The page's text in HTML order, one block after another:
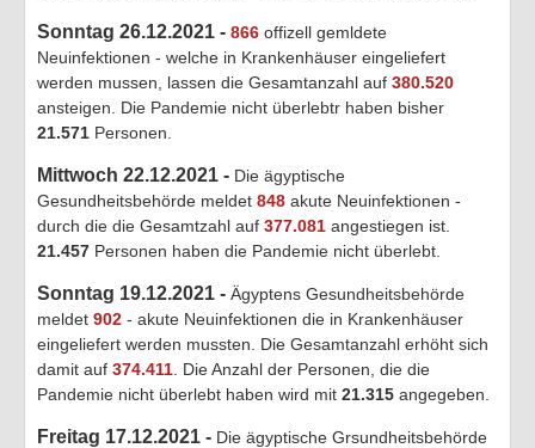
Sonntag 26.12.2021 - 866 offizell gemldete
Neuinfektionen - welche in Krankenhäuser eingeliefert
werden mussen, lassen die Gesamtanzahl auf 380.520
ansteigen. Die Pandemie nicht überlebtr haben bisher
21.571 Personen.
Mittwoch 22.12.2021 - Die ägyptische
Gesundheitsbehörde meldet 848 akute Neuinfektionen -
durch die die Gesamtzahl auf 377.081 angestiegen ist.
21.457 Personen haben die Pandemie nicht überlebt.
Sonntag 19.12.2021 - Ägyptens Gesundheitsbehörde
meldet 902 - akute Neuinfektionen die in Krankenhäuser
eingeliefert werden mussten. Die Gesamtanzahl erhöht sich
damit auf 374.411 . Die Anzahl der Personen, die die
Pandemie nicht überlebt haben wird mit 21.315 angegeben.
Freitag 17.12.2021 - Die ägyptische Grsundheitsbehörde